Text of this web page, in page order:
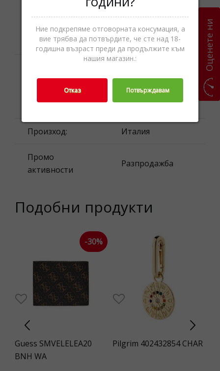
Внимание! Може
да съдържа части
които могат да се
погълнат.
Производител:
S.p.A,, 20123
Milano, Piazzale
Cadorna 3, Италия
Произход: Италия
Промо
активности
Разпродажба
Подобни продукти
Guess SMVELELEA20
BNH WA
-30%
Pilgrim 402432854 CHAR
Оценете ни
Ние подкрепяме отговорната консумация, а
вие трябва да потвърдите, че сте над 18-
годишна възраст преди да продължите към
нашия магазин.:
Отказ Потвърждавам